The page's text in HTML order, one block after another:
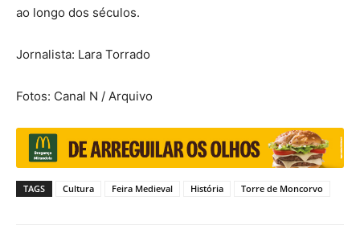
ao longo dos séculos.
Jornalista: Lara Torrado
Fotos: Canal N / Arquivo
TAGS Cultura Feira Medieval História Torre de Moncorvo